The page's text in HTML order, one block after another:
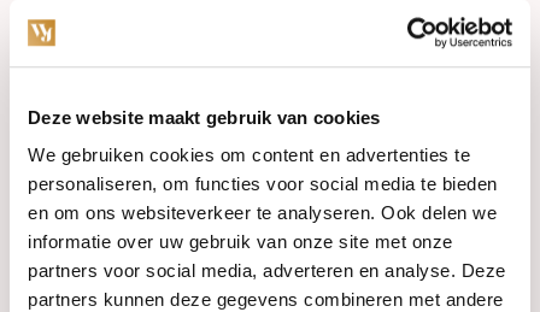
Deze website maakt gebruik van cookies
We gebruiken cookies om content en advertenties te
personaliseren, om functies voor social media te bieden
en om ons websiteverkeer te analyseren. Ook delen we
informatie over uw gebruik van onze site met onze
partners voor social media, adverteren en analyse. Deze
partners kunnen deze gegevens combineren met andere
PRE-OWNED
Luxury Accessories
Maatwerk
Gents Jewelry
SALE